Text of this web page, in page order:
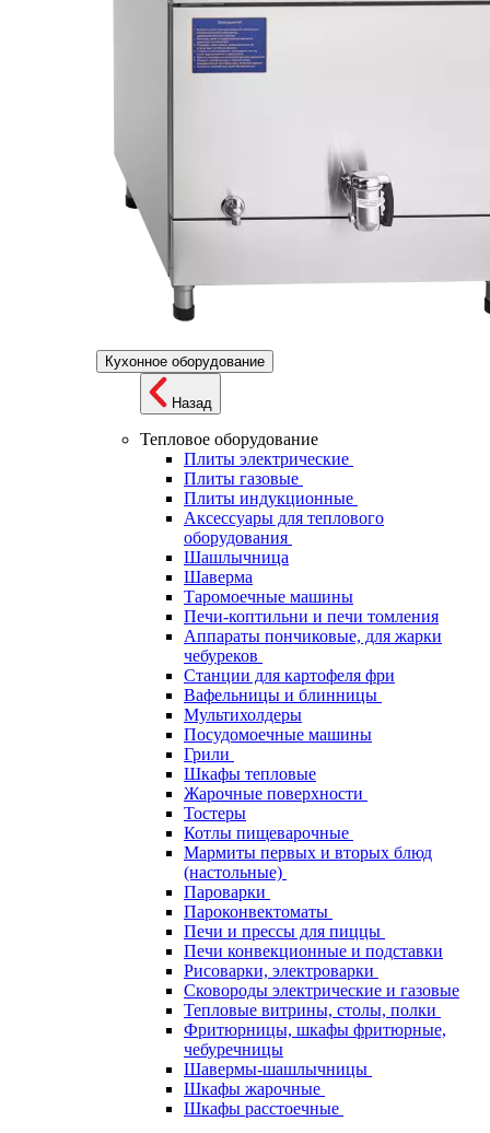
Кухонное оборудование
Назад
Тепловое оборудование
Плиты электрические
Плиты газовые
Плиты индукционные
Аксессуары для теплового
оборудования
Шашлычница
Шаверма
Таромоечные машины
Печи-коптильни и печи томления
Аппараты пончиковые, для жарки
чебуреков
Станции для картофеля фри
Вафельницы и блинницы
Мультихолдеры
Посудомоечные машины
Грили
Шкафы тепловые
Жарочные поверхности
Тостеры
Котлы пищеварочные
Мармиты первых и вторых блюд
(настольные)
Пароварки
Пароконвектоматы
Печи и прессы для пиццы
Печи конвекционные и подставки
Рисоварки, электроварки
Сковороды электрические и газовые
Тепловые витрины, столы, полки
Фритюрницы, шкафы фритюрные,
чебуречницы
Шавермы-шашлычницы
Шкафы жарочные
Шкафы расстоечные